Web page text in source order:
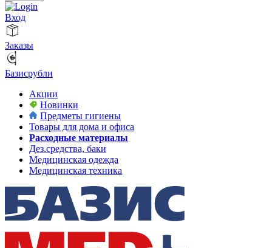
Вход
Заказы
Базисрубли
Акции
Новинки
Предметы гигиены
Товары для дома и офиса
Расходные материалы
Дез.средства, баки
Медицинская одежда
Медицинская техника